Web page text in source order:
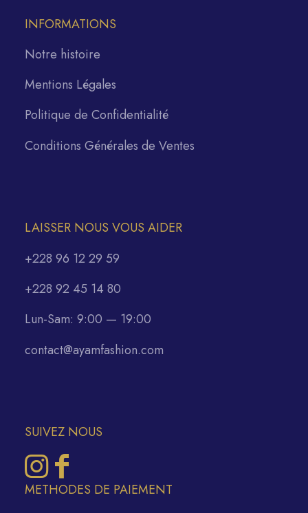
INFORMATIONS
Notre histoire
Mentions Légales
Politique de Confidentialité
Conditions Générales de Ventes
LAISSER NOUS VOUS AIDER
+228 96 12 29 59
+228 92 45 14 80
Lun-Sam: 9:00 — 19:00
contact@ayamfashion.com
SUIVEZ NOUS
METHODES DE PAIEMENT